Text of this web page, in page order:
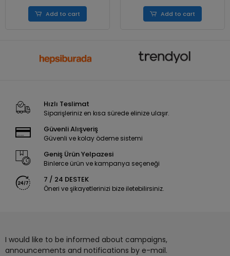
Add to cart Add to cart
Hızlı Teslimat
Siparişleriniz en kısa sürede elinize ulaşır.
Güvenli Alışveriş
Güvenli ve kolay ödeme sistemi
Geniş Ürün Yelpazesi
Binlerce ürün ve kampanya seçeneği
7 / 24 DESTEK
Öneri ve şikayetlerinizi bize iletebilirsiniz.
I would like to be informed about campaigns,
announcements and notifications by e-mail.